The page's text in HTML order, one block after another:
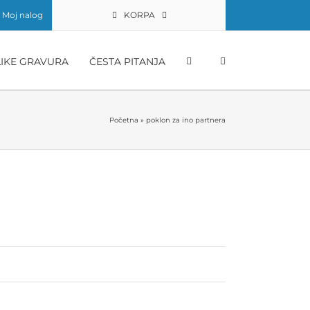
Moj nalog KORPA
GRAVURA ČESTA PITANJA
Početna » poklon za ino partnera